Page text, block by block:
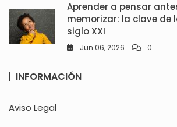
Aprender a pensar
memorizar: la clave de
siglo XXI
Jun 06, 2026 0
INFORMACIÓN
Aviso Legal